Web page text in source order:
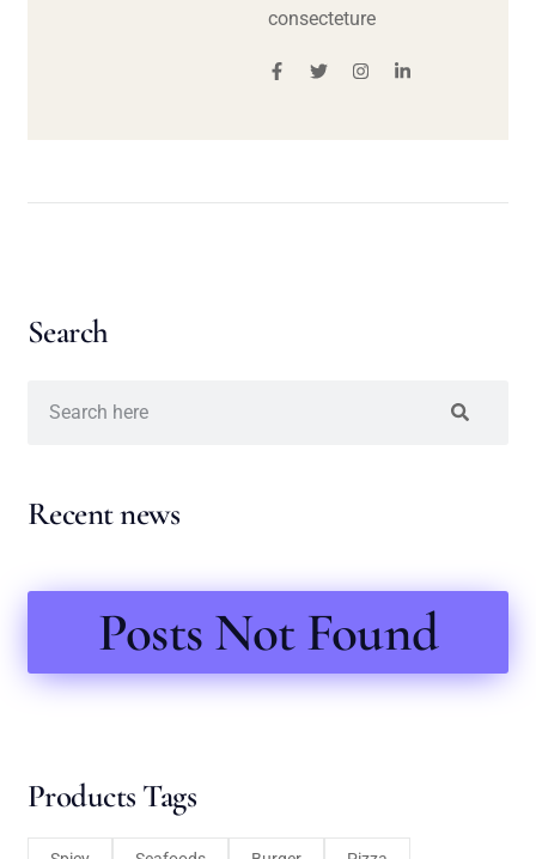
consecteture
Search
Recent news
Posts Not Found
Products Tags